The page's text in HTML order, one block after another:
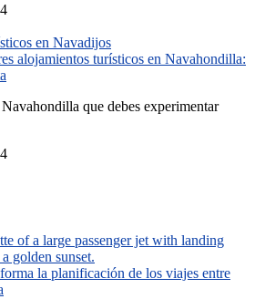
alojamientos turísticos en Navahondilla:
que debes experimentar
la planificación de los viajes entre